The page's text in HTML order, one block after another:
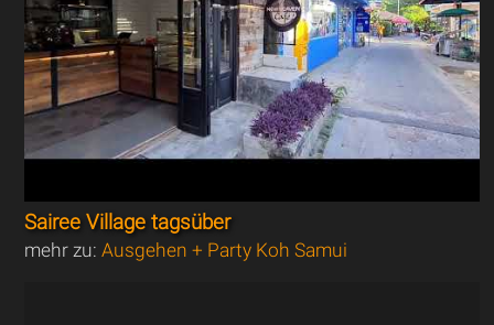
Sairee Village tagsüber
mehr zu:Ausgehen + Party Koh Samui